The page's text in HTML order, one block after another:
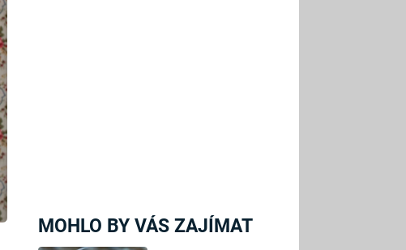
MOHLO BY VÁS ZAJÍMAT